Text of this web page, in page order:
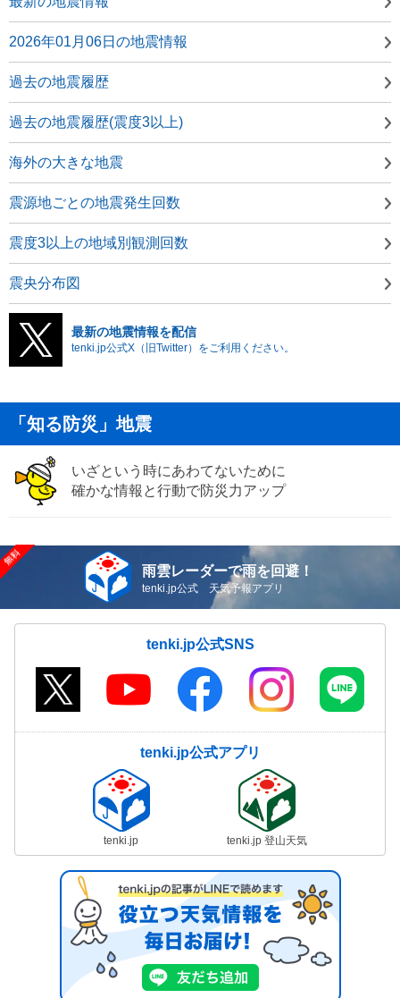
2026年01月06日の地震情報
過去の地震履歴
過去の地震履歴(震度3以上)
海外の大きな地震
震源地ごとの地震発生回数
震度3以上の地域別観測回数
震央分布図
最新の地震情報を配信
tenki.jp公式X（旧Twitter）をご利用ください。
「知る防災」地震
いざという時にあわてないために
確かな情報と行動で防災力アップ
雨雲レーダーで雨を回避！
tenki.jp公式 天気予報アプリ
tenki.jp公式SNS
tenki.jp公式アプリ
tenki.jp tenki.jp 登山天気